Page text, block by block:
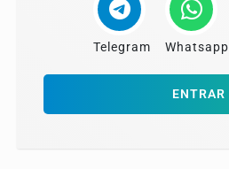
Telegram Whatsapp
ENTRAR